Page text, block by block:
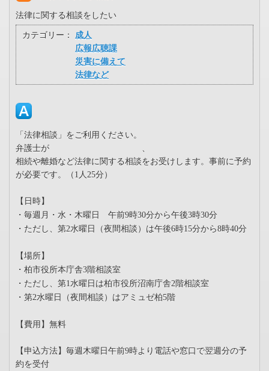
法律に関する相談をしたい
カテゴリー：
成人
広報広聴課
災害に備えて
法律など
「法律相談」をご利用ください。
弁護士が
、
相続や離婚など法律に関する相談をお受けします。事前に予約
が必要です。（1人25分）
【日時】
・毎週月・水・木曜日 午前9時30分から午後3時30分
・ただし 、 第2水曜日（夜間相談）は午後6時15分から8時40分
【場所】
・柏市役所本庁舎3階相談室
・ただし 、 第1水曜日は柏市役所沼南庁舎2階相談室
・第2水曜日（夜間相談）はアミュゼ柏5階
【費用】無料
【申込方法】毎週木曜日午前9時より電話や窓口で翌週分の予
約を受付